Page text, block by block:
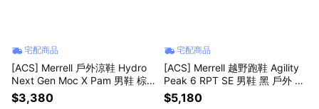
宅配商品
[ACS] Merrell 戶外涼鞋 Hydro
Next Gen Moc X Pam 男鞋 棕 1
TRL ML00005624
$3,380
宅配商品
[ACS] Merrell 越野跑鞋 Agility
Peak 6 RPT SE 男鞋 黑 戶外 黃
金大底 ML00005609
$5,180